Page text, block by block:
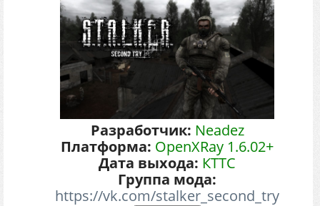
Разработчик: Neadez
Платформа: OpenXRay 1.6.02+
Дата выхода: КТТС
Группа мода:
https://vk.com/stalker_second_try